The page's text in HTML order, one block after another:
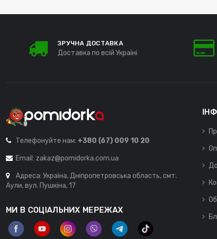
ЗРУЧНА ДОСТАВКА
Доставка по всій Україні
Телефонуйте нам: +380 (67) 009 10 20
Email: zakaz@pomidorka.com.ua
Адреса: Україна, Дніпропетровська область, смт.
Аули, вул. Пушкіна, 17
МИ В СОЦІАЛЬНИХ МЕРЕЖАХ